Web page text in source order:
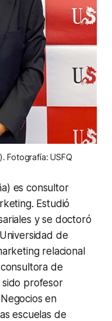
Fotografía: USFQ
es consultor
Estudió
y se doctoró
de
relacional
de
sido profesor
en
escuelas de